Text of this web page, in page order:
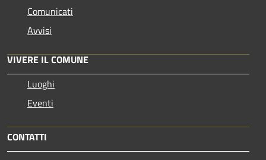
Comunicati
Avvisi
VIVERE IL COMUNE
Luoghi
Eventi
CONTATTI